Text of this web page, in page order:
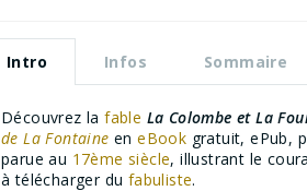
Intro Infos Sommaire
Découvrez lafable La Colombe et La
de La Fontaine eneBook gratuit, ePub,
parue au 17ème siècle, illustrant le
à télécharger du fabuliste.